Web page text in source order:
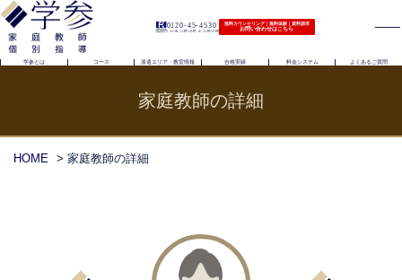
0120-45-4530
（電話受付）火〜金｜11時〜21時 土｜11時〜19時
無料カウンセリング｜無料体験｜資料請求
お問い合わせはこちら
学参とは コース 派遣エリア・教室情報 合格実績 料金システム よくあるご質問
家庭教師の詳細
HOME > 家庭教師の詳細